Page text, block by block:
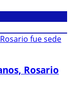
Rosario